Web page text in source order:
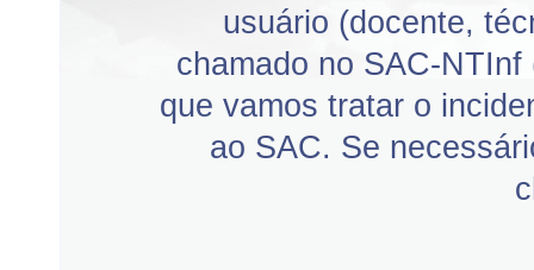
usuário (docente,
chamado no SAC-NTInf
que vamos tratar o
ao SAC. Se